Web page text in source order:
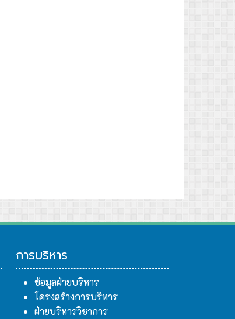
การบริหาร
ข้อมูลฝ่ายบริหาร
โครงสร้างการบริหาร
ฝ่ายบริหารวิชาการ